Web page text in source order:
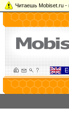
Читаешь Mobiset.ru -